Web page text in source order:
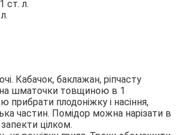
ст. л.
Кабачок, баклажан, ріпчасту
на шматочки товщиною в 1
прибрати плодоніжку і насіння,
частин. Помідор можна нарізати в
цілком.